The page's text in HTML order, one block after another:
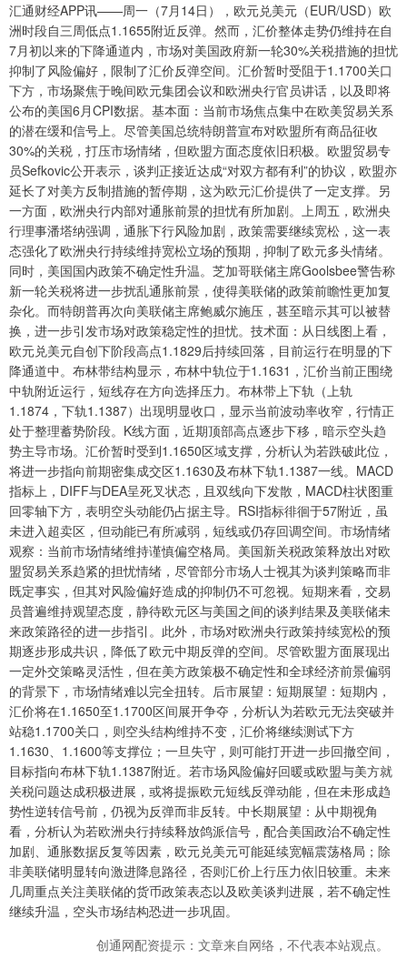
汇通财经APP讯——周一（7月14日），欧元兑美元（EUR/USD）欧
洲时段自三周低点1.1655附近反弹。然而，汇价整体走势仍维持在自
7月初以来的下降通道内，市场对美国政府新一轮30%关税措施的担忧
抑制了风险偏好，限制了汇价反弹空间。汇价暂时受阻于1.1700关口
下方，市场聚焦于晚间欧元集团会议和欧洲央行官员讲话，以及即将
公布的美国6月CPI数据。基本面：当前市场焦点集中在欧美贸易关系
的潜在缓和信号上。尽管美国总统特朗普宣布对欧盟所有商品征收
30%的关税，打压市场情绪，但欧盟方面态度依旧积极。欧盟贸易专
员Sefkovic公开表示，谈判正接近达成“对双方都有利”的协议，欧盟亦
延长了对美方反制措施的暂停期，这为欧元汇价提供了一定支撑。另
一方面，欧洲央行内部对通胀前景的担忧有所加剧。上周五，欧洲央
行理事潘塔纳强调，通胀下行风险加剧，政策需要继续宽松，这一表
态强化了欧洲央行持续维持宽松立场的预期，抑制了欧元多头情绪。
同时，美国国内政策不确定性升温。芝加哥联储主席Goolsbee警告称
新一轮关税将进一步扰乱通胀前景，使得美联储的政策前瞻性更加复
杂化。而特朗普再次向美联储主席鲍威尔施压，甚至暗示其可以被替
换，进一步引发市场对政策稳定性的担忧。技术面：从日线图上看，
欧元兑美元自创下阶段高点1.1829后持续回落，目前运行在明显的下
降通道中。布林带结构显示，布林中轨位于1.1631，汇价当前正围绕
中轨附近运行，短线存在方向选择压力。布林带上下轨（上轨
1.1874，下轨1.1387）出现明显收口，显示当前波动率收窄，行情正
处于整理蓄势阶段。K线方面，近期顶部高点逐步下移，暗示空头趋
势主导市场。汇价暂时受到1.1650区域支撑，分析认为若跌破此位，
将进一步指向前期密集成交区1.1630及布林下轨1.1387一线。MACD
指标上，DIFF与DEA呈死叉状态，且双线向下发散，MACD柱状图重
回零轴下方，表明空头动能仍占据主导。RSI指标徘徊于57附近，虽
未进入超卖区，但动能已有所减弱，短线或仍存回调空间。市场情绪
观察：当前市场情绪维持谨慎偏空格局。美国新关税政策释放出对欧
盟贸易关系趋紧的担忧情绪，尽管部分市场人士视其为谈判策略而非
既定事实，但其对风险偏好造成的抑制仍不可忽视。短期来看，交易
员普遍维持观望态度，静待欧元区与美国之间的谈判结果及美联储未
来政策路径的进一步指引。此外，市场对欧洲央行政策持续宽松的预
期逐步形成共识，降低了欧元中期反弹的空间。尽管欧盟方面展现出
一定外交策略灵活性，但在美方政策极不确定性和全球经济前景偏弱
的背景下，市场情绪难以完全扭转。后市展望：短期展望：短期内，
汇价将在1.1650至1.1700区间展开争夺，分析认为若欧元无法突破并
站稳1.1700关口，则空头结构维持不变，汇价将继续测试下方
1.1630、1.1600等支撑位；一旦失守，则可能打开进一步回撤空间，
目标指向布林下轨1.1387附近。若市场风险偏好回暖或欧盟与美方就
关税问题达成积极进展，或将提振欧元短线反弹动能，但在未形成趋
势性逆转信号前，仍视为反弹而非反转。中长期展望：从中期视角
看，分析认为若欧洲央行持续释放鸽派信号，配合美国政治不确定性
加剧、通胀数据反复等因素，欧元兑美元可能延续宽幅震荡格局；除
非美联储明显转向激进降息路径，否则汇价上行压力依旧较重。未来
几周重点关注美联储的货币政策表态以及欧美谈判进展，若不确定性
继续升温，空头市场结构恐进一步巩固。
创通网配资提示：文章来自网络，不代表本站观点。